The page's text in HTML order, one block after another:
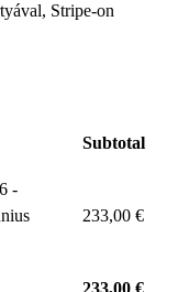
Subtotal
-
233,00 €
233,00 €
Stripe-on